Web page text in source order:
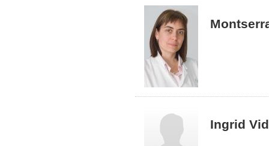
Ingrid